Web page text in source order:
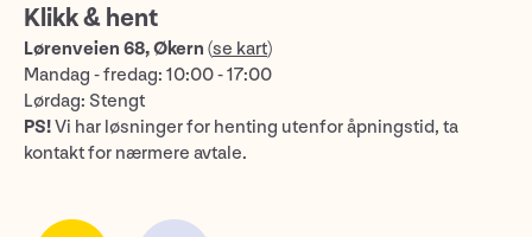
Klikk & hent
Lørenveien 68, Økern (se kart)
Mandag - fredag: 10:00 - 17:00
Lørdag: Stengt
PS!Vi har løsninger for henting utenfor åpningstid, ta
kontakt for nærmere avtale.